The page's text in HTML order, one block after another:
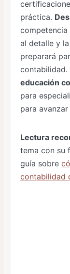
práctica.
al detalle y
preparará
contabilidad.
educación
para
para
Lectura
tema con su
guía sobre
contabilidad